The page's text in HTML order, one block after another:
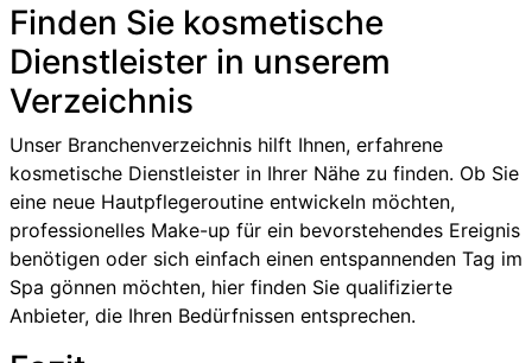
Finden Sie kosmetische
Dienstleister in unserem
Verzeichnis
Unser Branchenverzeichnis hilft Ihnen, erfahrene
kosmetische Dienstleister in Ihrer Nähe zu finden. Ob Sie
eine neue Hautpflegeroutine entwickeln möchten,
professionelles Make-up für ein bevorstehendes Ereignis
benötigen oder sich einfach einen entspannenden Tag im
Spa gönnen möchten, hier finden Sie qualifizierte
Anbieter, die Ihren Bedürfnissen entsprechen.